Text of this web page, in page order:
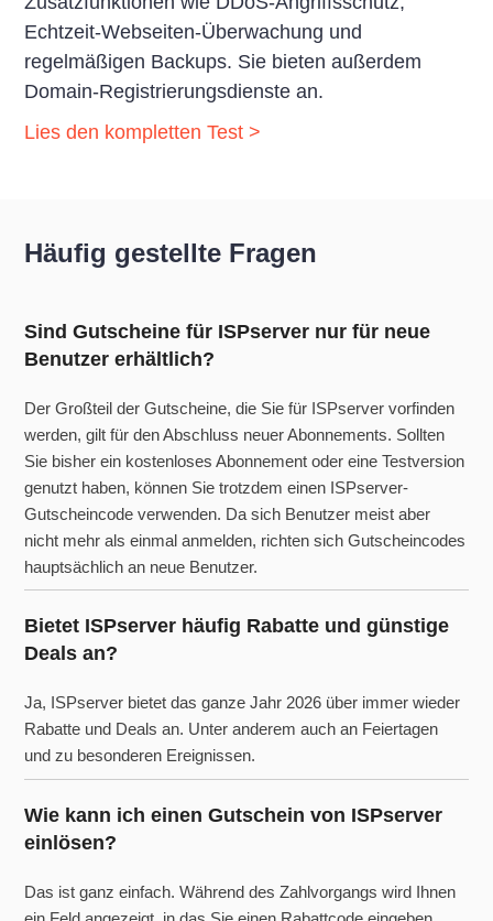
Echtzeit-Webseiten-Überwachung und
regelmäßigen Backups. Sie bieten außerdem
Domain-Registrierungsdienste an.
Lies den kompletten Test >
Häufig gestellte Fragen
Sind Gutscheine für ISPserver nur für neue
Benutzer erhältlich?
Der Großteil der Gutscheine, die Sie für ISPserver vorfinden
werden, gilt für den Abschluss neuer Abonnements. Sollten
Sie bisher ein kostenloses Abonnement oder eine Testversion
genutzt haben, können Sie trotzdem einen ISPserver-
Gutscheincode verwenden. Da sich Benutzer meist aber
nicht mehr als einmal anmelden, richten sich Gutscheincodes
hauptsächlich an neue Benutzer.
Bietet ISPserver häufig Rabatte und günstige
Deals an?
Ja, ISPserver bietet das ganze Jahr 2026 über immer wieder
Rabatte und Deals an. Unter anderem auch an Feiertagen
und zu besonderen Ereignissen.
Wie kann ich einen Gutschein von ISPserver
einlösen?
Das ist ganz einfach. Während des Zahlvorgangs wird Ihnen